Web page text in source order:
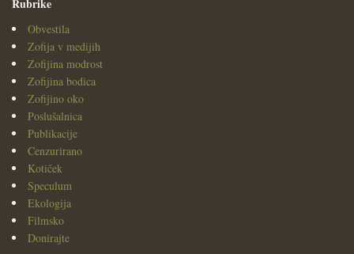
Rubrike
Obvestila
Zofija v medijih
Zofijina modrost
Zofijina bodica
Zofijino oko
Poslušalnica
Publikacije
Cenzurirano
Kotiček
Speculum
Ekologija
Filmsko
Donirajte